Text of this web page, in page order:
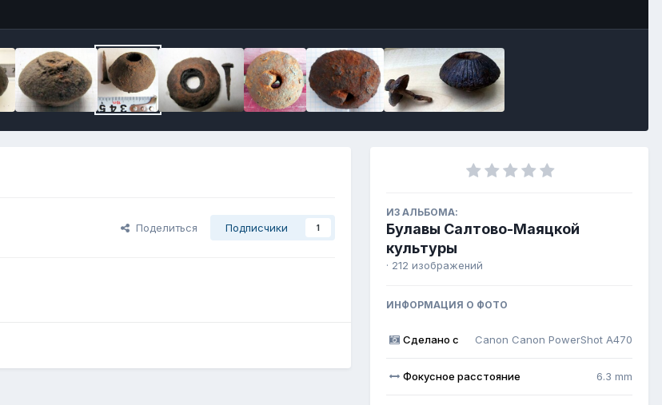
Поделиться Подписчики 1
ИЗ АЛЬБОМА:
Булавы Салтово-Маяцкой
культуры
· 212 изображений
ИНФОРМАЦИЯ О ФОТО
Сделано с Canon Canon PowerShot A470
Фокусное расстояние 6.3 mm